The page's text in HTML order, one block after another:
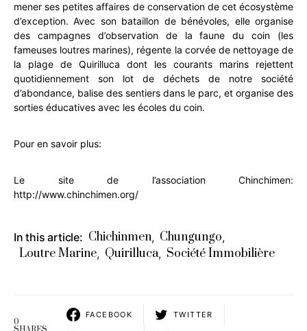
mener ses petites affaires de conservation de cet écosystème
d’exception. Avec son bataillon de bénévoles, elle organise
des campagnes d’observation de la faune du coin (les
fameuses loutres marines), régente la corvée de nettoyage de
la plage de Quirilluca dont les courants marins rejettent
quotidiennement son lot de déchets de notre société
d’abondance, balise des sentiers dans le parc, et organise des
sorties éducatives avec les écoles du coin.
Pour en savoir plus:
Le site de l’association Chinchimen:
http://www.chinchimen.org/
In this article: Chichinmen, Chungungo,
Loutre Marine, Quirilluca, Société Immobilière
0
FACEBOOK TWITTER